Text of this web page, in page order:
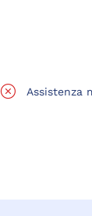
Assistenza